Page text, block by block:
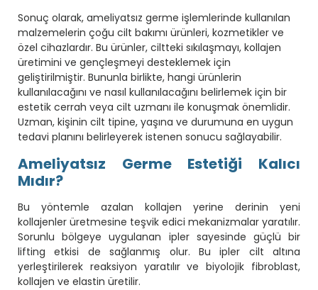
Sonuç olarak, ameliyatsız germe işlemlerinde kullanılan
malzemelerin çoğu cilt bakımı ürünleri, kozmetikler ve
özel cihazlardır. Bu ürünler, ciltteki sıkılaşmayı, kollajen
üretimini ve gençleşmeyi desteklemek için
geliştirilmiştir. Bununla birlikte, hangi ürünlerin
kullanılacağını ve nasıl kullanılacağını belirlemek için bir
estetik cerrah veya cilt uzmanı ile konuşmak önemlidir.
Uzman, kişinin cilt tipine, yaşına ve durumuna en uygun
tedavi planını belirleyerek istenen sonucu sağlayabilir.
Ameliyatsız Germe Estetiği Kalıcı
Mıdır?
Bu yöntemle azalan kollajen yerine derinin yeni
kollajenler üretmesine teşvik edici mekanizmalar yaratılır.
Sorunlu bölgeye uygulanan ipler sayesinde güçlü bir
lifting etkisi de sağlanmış olur. Bu ipler cilt altına
yerleştirilerek reaksiyon yaratılır ve biyolojik fibroblast,
kollajen ve elastin üretilir.